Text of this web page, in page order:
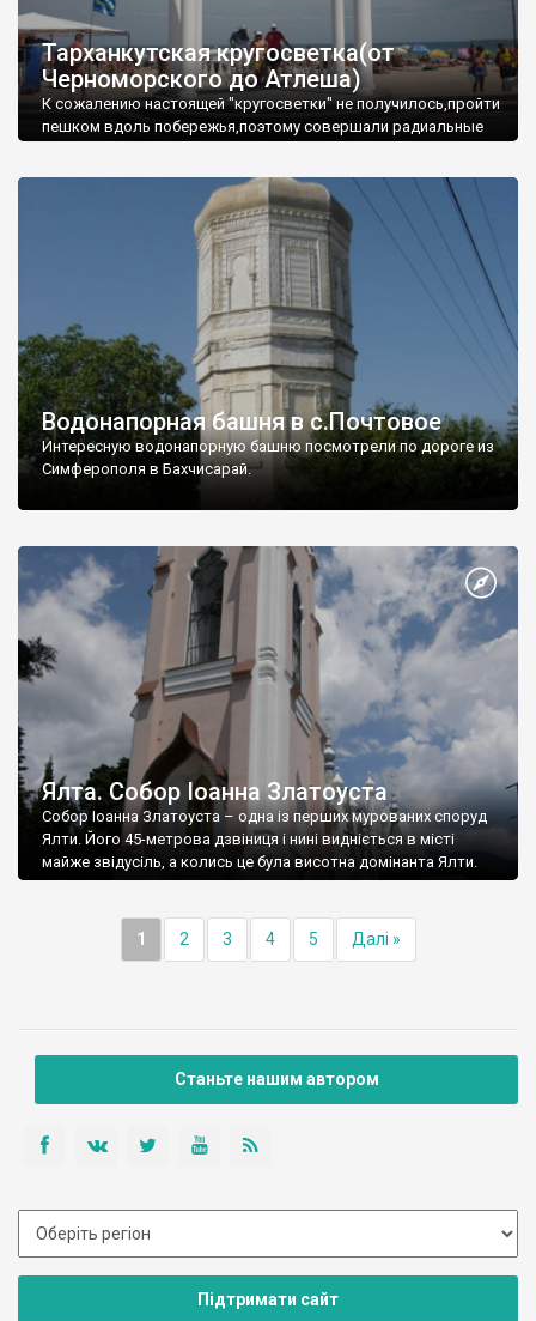
Тарханкутская кругосветка(от
Черноморского до Атлеша)
К сожалению настоящей "кругосветки" не получилось,пройти
пешком вдоль побережья,поэтому совершали радиальные
Водонапорная башня в с.Почтовое
Интересную водонапорную башню посмотрели по дороге из
Симферополя в Бахчисарай.
Ялта. Собор Іоанна Златоуста
Собор Іоанна Златоуста – одна із перших мурованих споруд
Ялти. Його 45-метрова дзвіниця і нині видніється в місті
майже звідусіль, а колись це була висотна домінанта Ялти.
1 2 3 4 5 Далі »
Станьте нашим автором
Підтримати сайт